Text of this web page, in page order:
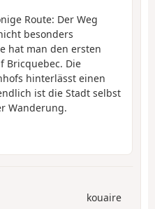
Route: Der Weg
besonders
hat man den ersten
Bricquebec. Die
hinterlässt einen
ist die Stadt selbst
Wanderung.
kouaire